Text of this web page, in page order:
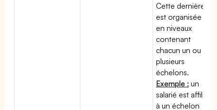
Cette dernière
est organisée
en niveaux
contenant
chacun un ou
plusieurs
échelons.
Exemple : un
salarié est affilié
à un échelon